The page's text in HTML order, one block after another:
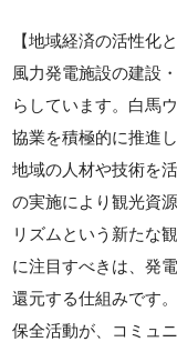
【地域経済の活性化
風力発電施設の建設
らしています。白馬
協業を積極的に推進
地域の人材や技術を
の実施により観光資
リズムという新たな
に注目すべきは、発
還元する仕組みです
保全活動が、コミュ